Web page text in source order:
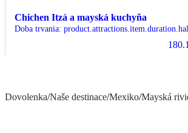
Chichen Itzá a mayská kuchyňa
Doba trvania:
Dovolenka/Naše destinace/Mexiko/Mayská